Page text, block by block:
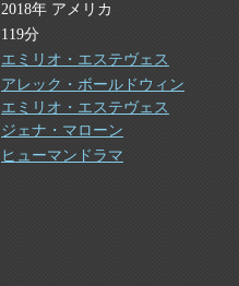
2018年 アメリカ
119分
エミリオ・エステヴェス
アレック・ボールドウィン
エミリオ・エステヴェス
ジェナ・マローン
ヒューマンドラマ